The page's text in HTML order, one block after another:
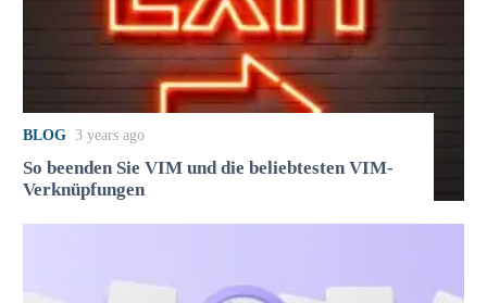
BLOG 3 years ago
So beenden Sie VIM und die beliebtesten VIM-
Verknüpfungen